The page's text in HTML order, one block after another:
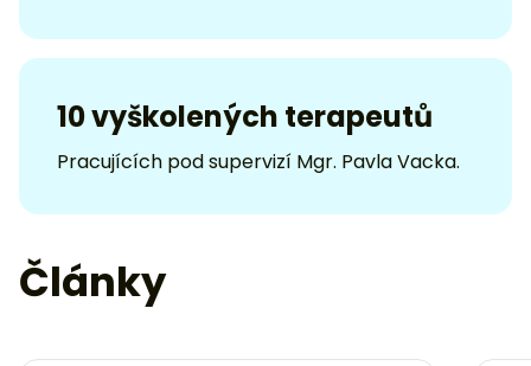
10 vyškolených terapeutů
Pracujících pod supervizí Mgr. Pavla Vacka.
Články